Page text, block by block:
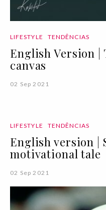
LIFESTYLE TENDÊNCIAS
English Version |
canvas
02 Sep 2021
LIFESTYLE TENDÊNCIAS
English version |
motivational tale
02 Sep 2021